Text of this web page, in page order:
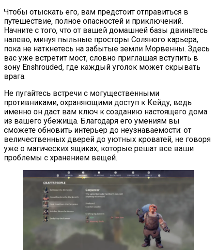
Чтобы отыскать его, вам предстоит отправиться в
путешествие, полное опасностей и приключений.
Начните с того, что от вашей домашней базы двиньтесь
налево, минуя пыльные просторы Соляного карьера,
пока не наткнетесь на забытые земли Морвенны. Здесь
вас уже встретит мост, словно приглашая вступить в
зону Enshrouded, где каждый уголок может скрывать
врага.
Не пугайтесь встречи с могущественными
противниками, охраняющими доступ к Кейду, ведь
именно он даст вам ключ к созданию настоящего дома
из вашего убежища. Благодаря его умениям вы
сможете обновить интерьер до неузнаваемости: от
величественных дверей до уютных кроватей, не говоря
уже о магических ящиках, которые решат все ваши
проблемы с хранением вещей.